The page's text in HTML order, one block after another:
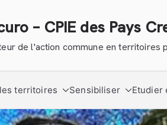
– CPIE des Pays
de l'action commune en
territoires Sensibiliser Etudier